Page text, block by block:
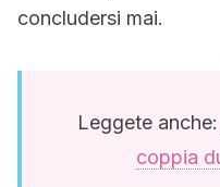
concludersi mai.
Leggete anche:
coppia